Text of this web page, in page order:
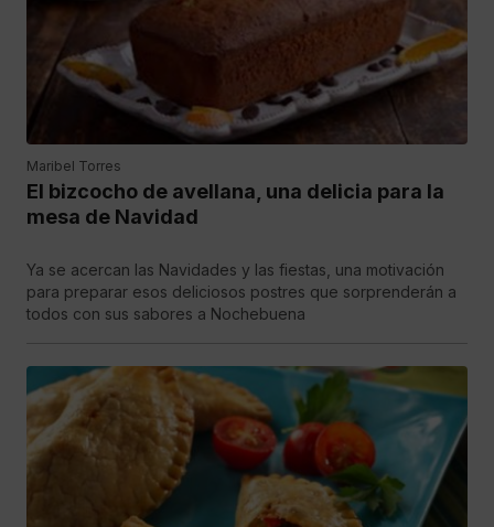
Maribel Torres
El bizcocho de avellana, una delicia para la
mesa de Navidad
Ya se acercan las Navidades y las fiestas, una motivación
para preparar esos deliciosos postres que sorprenderán a
todos con sus sabores a Nochebuena